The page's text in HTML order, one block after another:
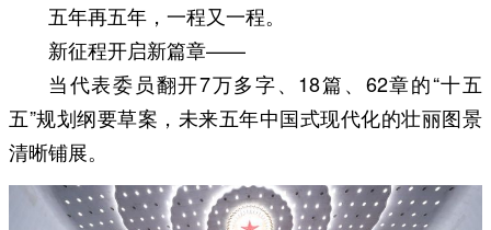
五年再五年，一程又一程。
新征程开启新篇章——
当代表委员翻开7万多字、18篇、62章的“十五
五”规划纲要草案，未来五年中国式现代化的壮丽图景
清晰铺展。